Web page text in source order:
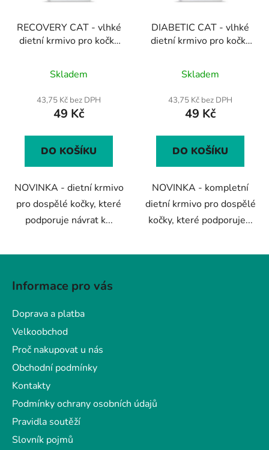
RECOVERY CAT - vlhké
dietní krmivo pro kočky
hodnocení
produktu
je
z
Skladem
43,75 Kč bez DPH
49 Kč
DO KOŠÍKU
NOVINKA - dietní krmivo
pro dospělé kočky, které
podporuje návrat k...
DIABETIC CAT - vlhké
dietní krmivo pro kočky
Skladem
43,75 Kč bez DPH
49 Kč
DO KOŠÍKU
NOVINKA - kompletní
dietní krmivo pro dospělé
kočky, které podporuje...
Informace pro vás
Doprava a platba
Velkoobchod
Proč nakupovat u nás
Obchodní podmínky
Kontakty
Podmínky ochrany osobních údajů
Pravidla soutěží
Slovník pojmů